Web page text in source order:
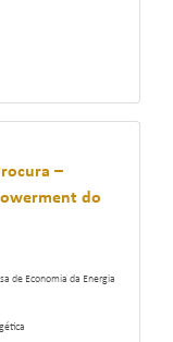
–
do
de Economia da Energia